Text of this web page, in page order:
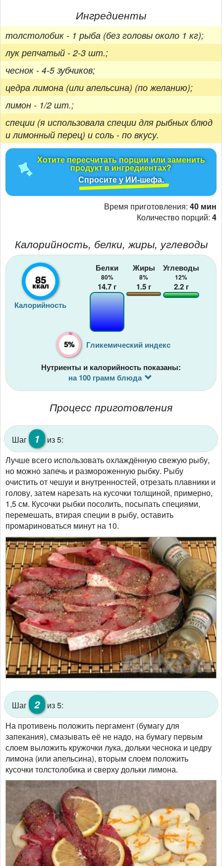
Ингредиенты
толстолобик - 1 рыба (без головы около 1 кг);
лук репчатый - 2-3 шт.;
чеснок - 4-5 зубчиков;
цедра лимона (или апельсина) (по желанию);
лимон - 1/2 шт.;
специи (я использовала специи для рыбных блюд
и лимонный перец) и соль - по вкусу.
Хотите пересчитать порции или заменить
продукт в ингредиентах?
Спросите у ИИ-шефа.
Время приготовления: 40 мин
Количество порций: 4
Калорийность, белки, жиры, углеводы
85
ккал
Калорийность
Белки
80%
14.7 г
Жиры
8%
1.5 г
Углеводы
12%
2.2г
5% Гликемический индекс
Нутриенты и калорийность показаны:
на 100 грамм блюда
Процесс приготовления
Шаг 1
из 5:
Лучше всего использовать охлаждённую свежую рыбу,
но можно запечь и размороженную рыбку. Рыбу
очистить от чешуи и внутренностей, отрезать плавники и
голову, затем нарезать на кусочки толщиной, примерно,
1,5 см. Кусочки рыбки посолить, посыпать специями,
перемешать, втирая специи в рыбу, оставить
промариноваться минут на 10.
Шаг 2
из 5:
На противень положить пергамент (бумагу для
запекания), смазывать её не надо, на бумагу первым
слоем выложить кружочки лука, дольки чеснока и цедру
лимона (или апельсина), вторым слоем положить
кусочки толстолобика и сверху дольки лимона.